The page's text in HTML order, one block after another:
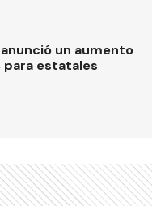
un aumento
para estatales